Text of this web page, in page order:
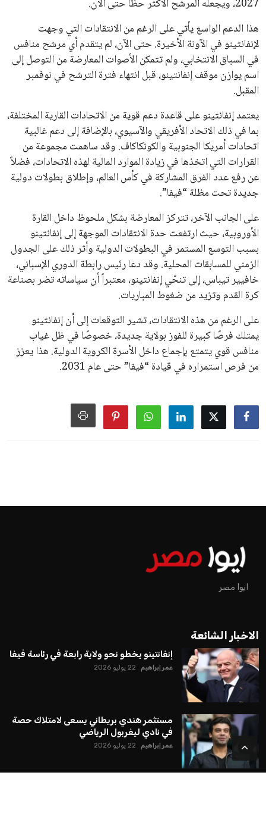
خالد فؤاد 18 يوليو 2026
القائمة البريدية
انضم إلى قائمة المشتركين لدينا لتحصل على أحدث الأخبار، التحديثات
والعروض الخاصة مباشرة في صندوق بريدك
اشتراك
جميع الحقوق محفوظة لموقعنا ايوا مصر